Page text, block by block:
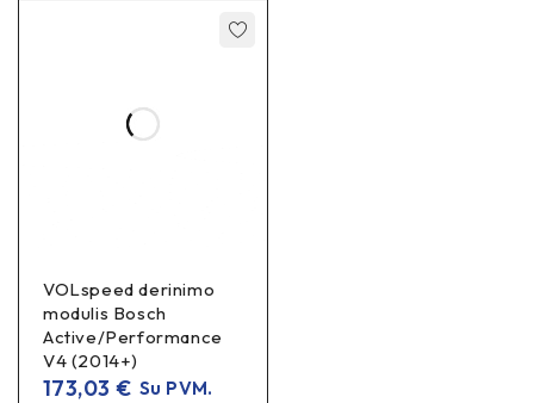
VOLspeed derinimo
modulis Bosch
Active/Performance
V4 (2014+)
173,03 € Su PVM.